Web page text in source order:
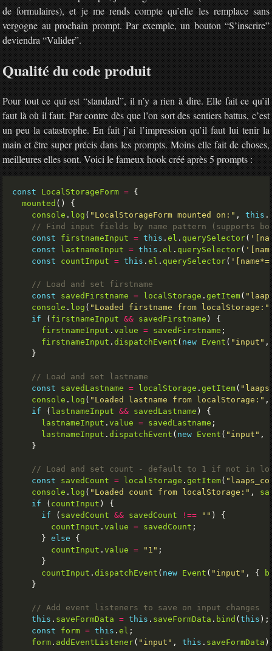
de formulaires), et je me rends compte qu’elle les remplace sans
vergogne au prochain prompt. Par exemple, un bouton “S’inscrire”
deviendra “Valider”.
Qualité du code produit
Pour tout ce qui est “standard”, il n’y a rien à dire. Elle fait ce qu’il
faut là où il faut. Par contre dès que l’on sort des sentiers battus, c’est
un peu la catastrophe. En fait j’ai l’impression qu’il faut lui tenir la
main et être super précis dans les prompts. Moins elle fait de choses,
meilleures elles sont. Voici le fameux hook créé après 5 prompts :
const LocalStorageForm =
mounted
console . log ( "LocalStorageForm mounted on:" , this .
const firstnameInput = this . el . querySelector(
const
lastnameInput = this . el . querySelector(
const
countInput = this . el . querySelector(
const
savedFirstname = localStorage . getItem(
console . log ( "Loaded firstname from localStorage:"
if ( firstnameInput && savedFirstname
firstnameInput . value = savedFirstname
firstnameInput . dispatchEvent ( new Event ( "input"
const
savedLastname = localStorage . getItem(
console . log ( "Loaded lastname from localStorage:"
if ( lastnameInput && savedLastname
lastnameInput . value = savedLastname
lastnameInput . dispatchEvent ( new Event ( "input" ,
const savedCount = localStorage . getItem(
console . log ( "Loaded count from localStorage:" ,
if ( countInput
if ( savedCount && savedCount !== ""
countInput . value = savedCount
      }
else
countInput . value = "1"
countInput . dispatchEvent ( new Event ( "input" , {
this . saveFormData = this . saveFormData . bind ( this
const
form = this . el
form . addEventListener( "input" , this . saveFormData